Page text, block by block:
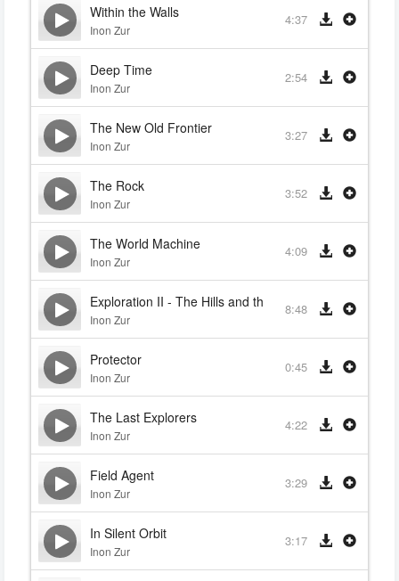
Within the Walls
Inon Zur
4:37
Deep Time
Inon Zur
2:54
The New Old Frontier
Inon Zur
3:27
The Rock
Inon Zur
3:52
The World Machine
Inon Zur
4:09
Exploration II - The Hills and the Mountains
Inon Zur
8:48
Protector
Inon Zur
0:45
The Last Explorers
Inon Zur
4:22
Field Agent
Inon Zur
3:29
In Silent Orbit
Inon Zur
3:17